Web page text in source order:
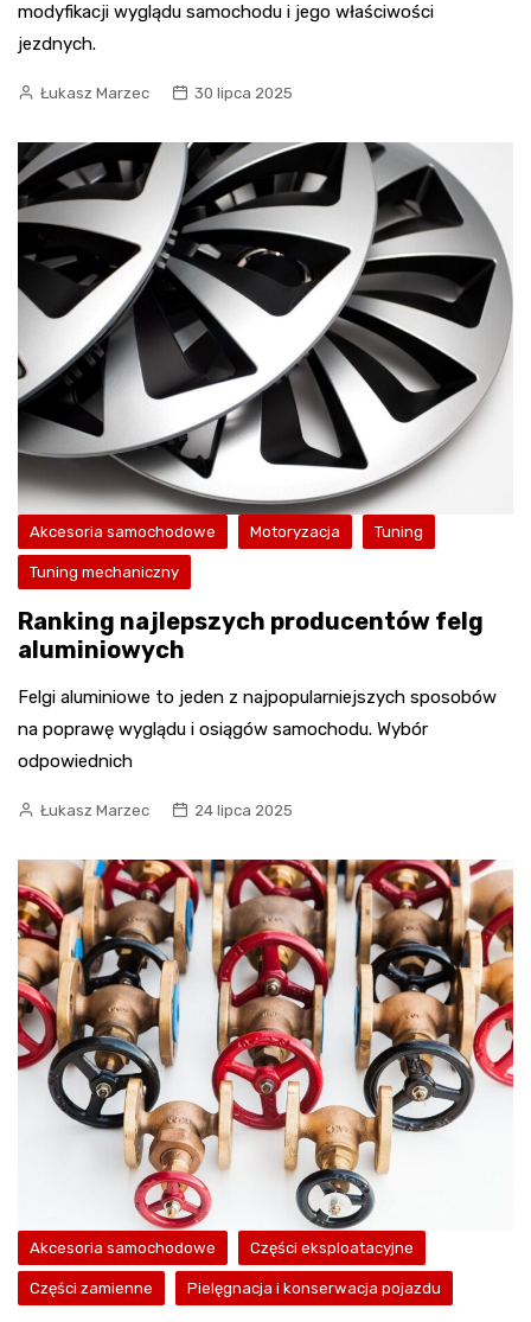
modyfikacji wyglądu samochodu i jego właściwości
jezdnych.
Łukasz Marzec 30 lipca 2025
Akcesoria samochodowe Motoryzacja Tuning
Tuning mechaniczny
Ranking najlepszych producentów felg
aluminiowych
Felgi aluminiowe to jeden z najpopularniejszych sposobów
na poprawę wyglądu i osiągów samochodu. Wybór
odpowiednich
Łukasz Marzec 24 lipca 2025
Akcesoria samochodowe Części eksploatacyjne
Części zamienne Pielęgnacja i konserwacja pojazdu